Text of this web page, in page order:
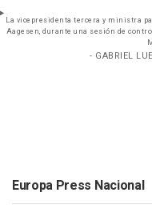
La vicepresidenta tercera y ministra
Aagesen, durante una sesión de
- GABRIEL
Europa Press Nacional